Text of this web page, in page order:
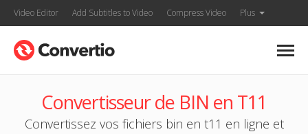
Video Editor Add Subtitles to Video Compress Video Plus
Convertisseur de BIN en T11
Convertissez vos fichiers bin en t11 en ligne et